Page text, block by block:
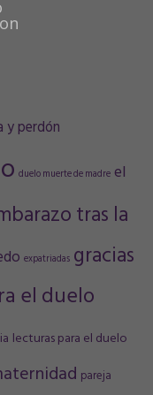
y perdón
duelo muerte de madre el
tras la
expatriadas gracias
el duelo
lecturas para el duelo
pareja